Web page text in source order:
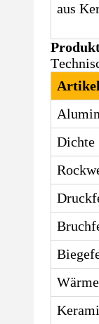
aus
Artikel
Dichte